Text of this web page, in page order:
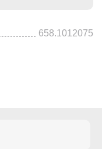
658.1012075